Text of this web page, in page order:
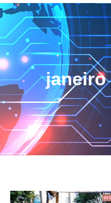
janeiro